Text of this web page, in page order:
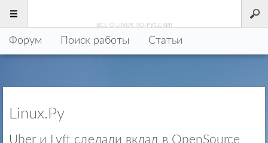
.РУ
ВСЕ О LINUX ПО-РУССКИ!
Форум Поиск работы Статьи
Linux.Ру
Uber и Lyft сделали вклад в OpenSource